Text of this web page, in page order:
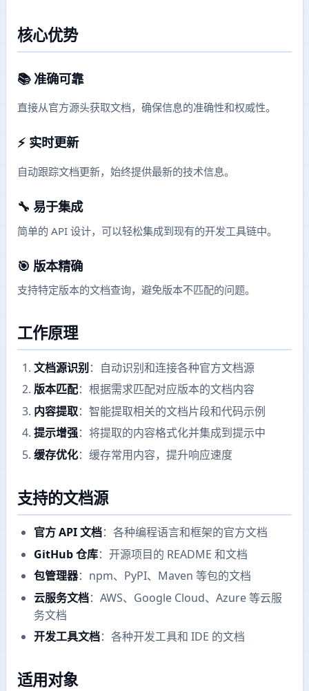
核心优势
📚 准确可靠
直接从官方源头获取文档，确保信息的准确性和权威性。
⚡ 实时更新
自动跟踪文档更新，始终提供最新的技术信息。
🔧 易于集成
简单的 API 设计，可以轻松集成到现有的开发工具链中。
🎯 版本精确
支持特定版本的文档查询，避免版本不匹配的问题。
工作原理
文档源识别 ：自动识别和连接各种官方文档源
版本匹配：根据需求匹配对应版本的文档内容
内容提取：智能提取相关的文档片段和代码示例
提示增强：将提取的内容格式化并集成到提示中
缓存优化：缓存常用内容，提升响应速度
支持的文档源
官方 API 文档：各种编程语言和框架的官方文档
GitHub 仓库：开源项目的 README 和文档
包管理器：npm、PyPI、Maven 等包的文档
云服务文档：AWS、Google Cloud、Azure 等云服
务文档
开发工具文档：各种开发工具和 IDE 的文档
适用对象